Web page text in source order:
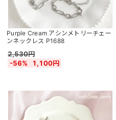
Purple Cream アシンメトリーチェー
ンネックレス P1688
2,530円
-56%
1,100円